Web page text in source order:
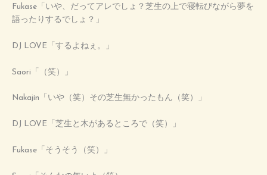
Fukase「いや、だってアレでしょ？芝生の上で寝転びながら夢を
語ったりするでしょ？」
DJ LOVE「するよねぇ。」
Saori「（笑）」
Nakajin「いや（笑）その芝生無かったもん（笑）」
DJ LOVE「芝生と木があるところで（笑）」
Fukase「そうそう（笑）」